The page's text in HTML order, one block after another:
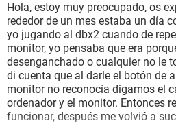
Hola, estoy muy preocupado, os
rededor de un mes estaba un día
yo jugando al dbx2 cuando de
monitor, yo pensaba que era
desenganchado o cualquier no le
di cuenta que al darle el botón de
monitor no reconocía digamos el
ordenador y el monitor. Entonces
funcionar, después me volvió a